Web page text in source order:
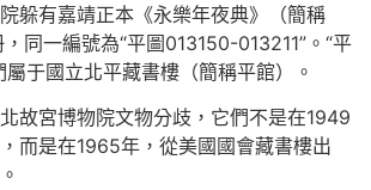
躲有嘉靖正本《永樂年夜典》（簡稱
同一編號為“平圖013150-013211”。“平
屬于國立北平藏書樓（簡稱平館）。
故宮博物院文物分歧，它們不是在1949
而是在1965年，從美國國會藏書樓出